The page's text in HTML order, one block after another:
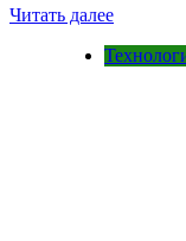
Читать далее